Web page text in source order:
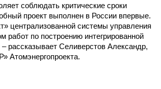
соблюдать критические сроки
проект выполнен в России впервые.
централизованной системы управления
работ по построению интегрированной
рассказывает Селиверстов Александр,
Атомэнергопроекта.